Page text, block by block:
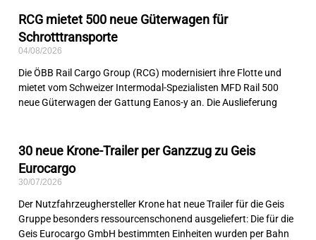
RCG mietet 500 neue Güterwagen für
Schrotttransporte
04/08/2026
Die ÖBB Rail Cargo Group (RCG) modernisiert ihre Flotte und
mietet vom Schweizer Intermodal-Spezialisten MFD Rail 500
neue Güterwagen der Gattung Eanos-y an. Die Auslieferung
30 neue Krone-Trailer per Ganzzug zu Geis
Eurocargo
30/07/2026
Der Nutzfahrzeughersteller Krone hat neue Trailer für die Geis
Gruppe besonders ressourcenschonend ausgeliefert: Die für die
Geis Eurocargo GmbH bestimmten Einheiten wurden per Bahn